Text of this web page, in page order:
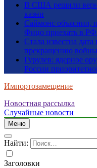
В США решили
казни
Саймонс объяснил,
Фицо приехать в РФ
Стала известна
прекращению войны
Гурулев: ядерное
России
Импортозамещение
Новостная рассылка
Случайные новости
Меню
Найти:
Заголовки